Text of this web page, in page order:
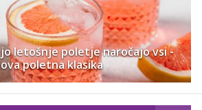
letošnje poletje naročajo vsi -
poletna klasika